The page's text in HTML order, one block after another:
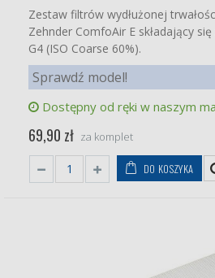
Zestaw filtrów wydłużonej
Zehnder ComfoAir E składający
G4 (ISO Coarse 60%).
Sprawdź model!
Dostępny od ręki w naszym
69,90 zł za komplet
DO KOSZYKA